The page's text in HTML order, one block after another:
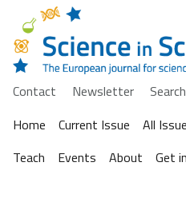
Contact Newsletter
Search
Home
Current Issue All
Teach
Events About Get